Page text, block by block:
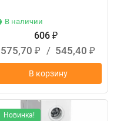
В наличии
606 ₽
575,70 ₽ / 545,40 ₽
В корзину
Новинка!